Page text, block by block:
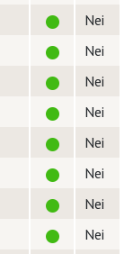
Nei
Nei
Nei
Nei
Nei
Nei
Nei
Nei